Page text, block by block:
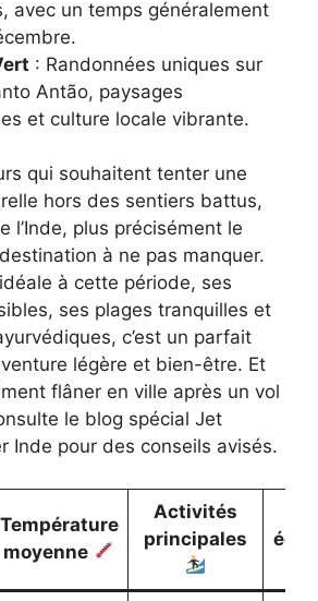
avec un temps généralement
: Randonnées uniques sur
Antão, paysages
et culture locale vibrante.
qui souhaitent tenter une
hors des sentiers battus,
l’Inde, plus précisément le
à ne pas manquer.
à cette période, ses
ses plages tranquilles et
c’est un parfait
légère et bien-être. Et
flâner en ville après un vol
le blog spécial Jet
Inde pour des conseils avisés.
Température
moyenne
Activités
principales